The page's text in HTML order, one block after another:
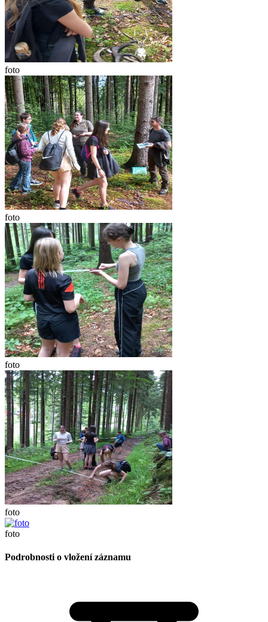
foto
foto
foto
foto
foto
Podrobnosti o vložení záznamu